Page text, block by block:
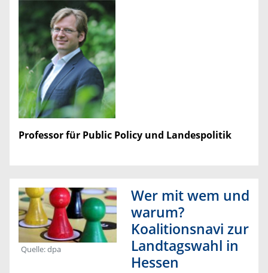
Professor für Public Policy und Landespolitik
Quelle: dpa
Wer mit wem und
warum?
Koalitionsnavi zur
Landtagswahl in
Hessen